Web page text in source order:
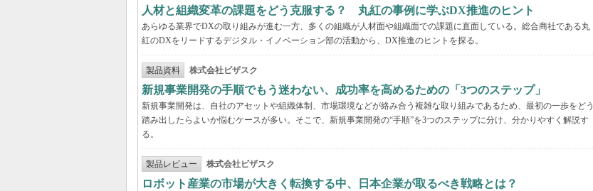
人材と組織変革の課題をどう克服する？ 丸紅の事例に学ぶDX推進のヒント
あらゆる業界でDXの取り組みが進む一方、多くの組織が人材面や組織面での課題に直面している。総合商社である丸
紅のDXをリードするデジタル・イノベーション部の活動から、DX推進のヒントを探る。
製品資料 株式会社ビザスク
新規事業開発の手順でもう迷わない、成功率を高めるための「3つのステップ」
新規事業開発は、自社のアセットや組織体制、市場環境などが絡み合う複雑な取り組みであるため、最初の一歩をどう
踏み出したらよいか悩むケースが多い。そこで、新規事業開発の“手順”を3つのステップに分け、分かりやすく解説す
る。
製品レビュー 株式会社ビザスク
ロボット産業の市場が大きく転換する中、日本企業が取るべき戦略とは？